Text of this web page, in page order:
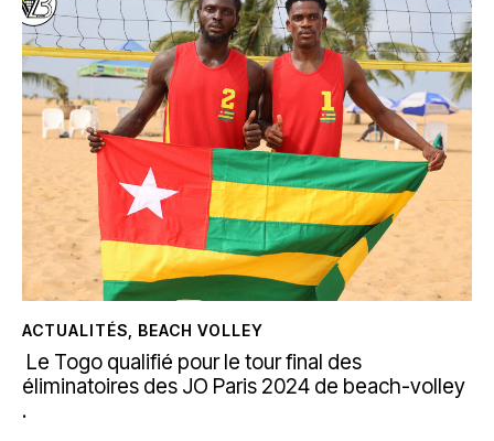
ACTUALITÉS BEACH VOLLEY
Le Togo qualifié pour le tour final des
éliminatoires des JO Paris 2024 de beach-volley
.